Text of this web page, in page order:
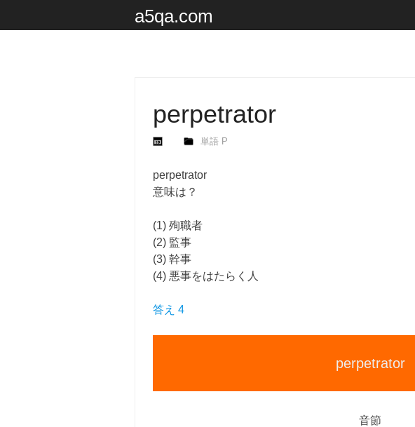
a5qa.com
perpetrator
単語 P
perpetrator
意味は？
(1) 殉職者
(2) 監事
(3) 幹事
(4) 悪事をはたらく人
答え 4
perpetrator
音節